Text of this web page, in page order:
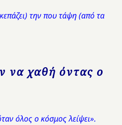
την που τάψη (από τα
να χαθή όντας ο
όλος ο κόσμος λείψει».